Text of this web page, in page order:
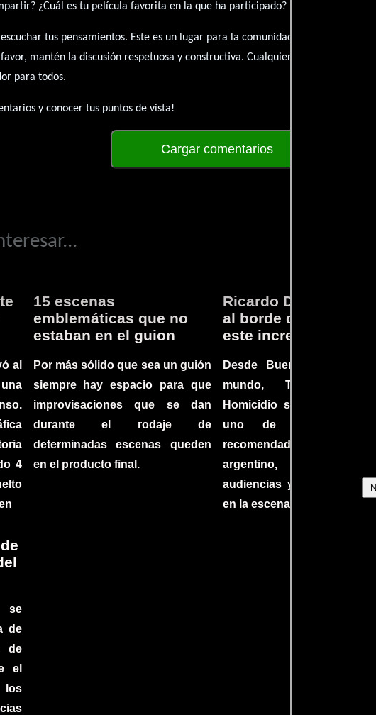
¿Cuál es tu película favorita en la que ha participado?
tus pensamientos. Este es un lugar para la comunidad de admiradores
mantén la discusión respetuosa y constructiva. Cualquier forma de
para todos.
y conocer tus puntos de vista!
Cargar comentarios
al
4
15 escenas
emblemáticas que no
estaban en el guion
Por más sólido que sea un guión
siempre hay espacio para que
improvisaciones que se dan
durante el rodaje de
determinadas escenas queden
en el producto final.
Ricardo Darín te
al borde del asiento
este increíble thriller
Desde Buenos Aires
mundo, Tesis sobre
Homicidio se ha
uno de los filmes
recomendados del
argentino,
audiencias y dejando su
en la escena internacional.
se
de
de
el
los